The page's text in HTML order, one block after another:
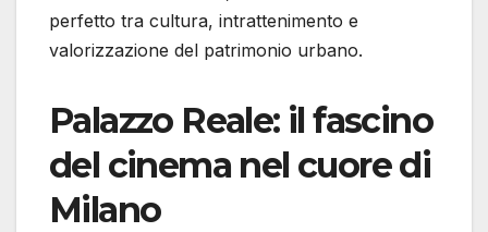
perfetto tra cultura, intrattenimento e
valorizzazione del patrimonio urbano.
Palazzo Reale: il fascino
del cinema nel cuore di
Milano